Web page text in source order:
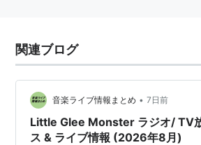
関連ブログ
音楽ライブ情報まとめ • 7日前
Little Glee Monster ラジオ/ TV
ス & ライブ情報 (2026年8月)